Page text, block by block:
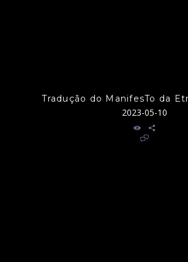
Tradução do ManifesTo da
2023-05-10